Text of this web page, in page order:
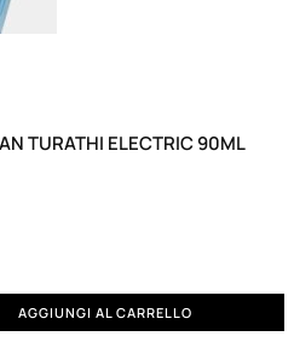
Blush
trucco
TURATHI ELECTRIC 90ML
AGGIUNGI AL CARRELLO